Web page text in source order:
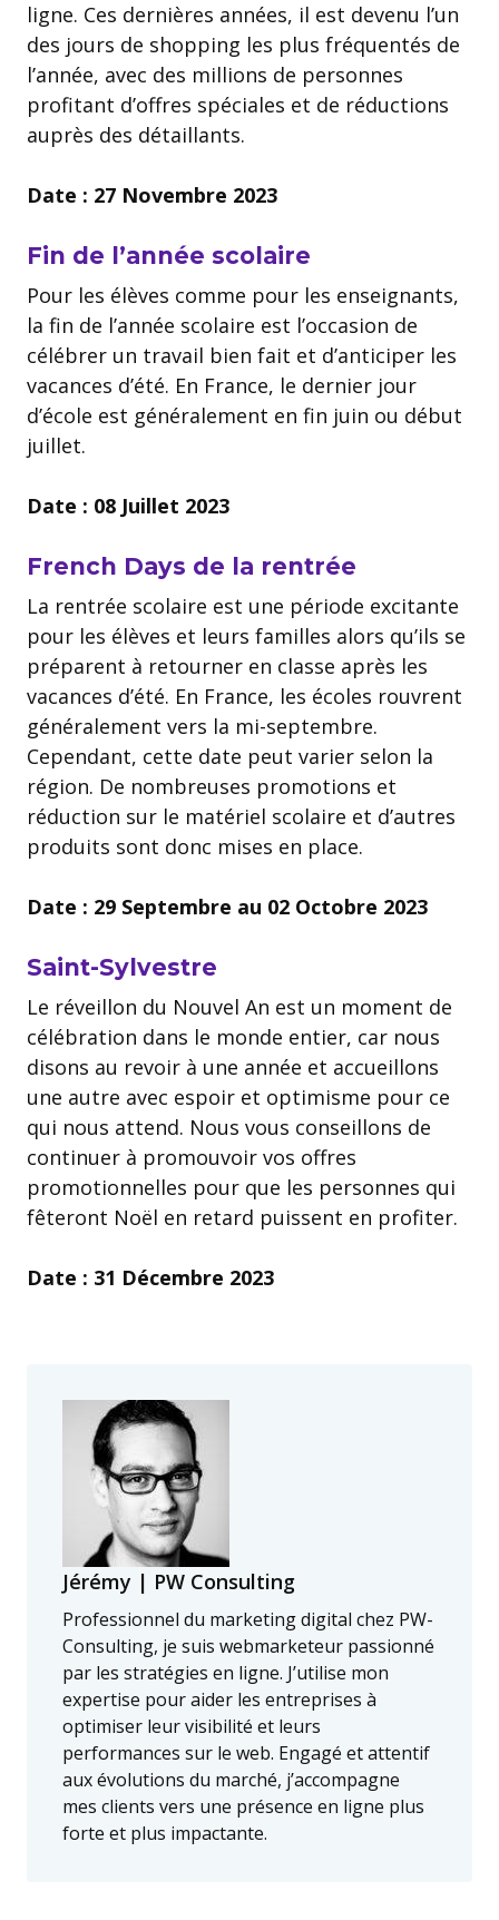
ligne. Ces dernières années, il est devenu l’un
des jours de shopping les plus fréquentés de
l’année, avec des millions de personnes
profitant d’offres spéciales et de réductions
auprès des détaillants.
Date : 27 Novembre 2023
Fin de l’année scolaire
Pour les élèves comme pour les enseignants,
la fin de l’année scolaire est l’occasion de
célébrer un travail bien fait et d’anticiper les
vacances d’été. En France, le dernier jour
d’école est généralement en fin juin ou début
juillet.
Date : 08 Juillet 2023
French Days de la rentrée
La rentrée scolaire est une période excitante
pour les élèves et leurs familles alors qu’ils se
préparent à retourner en classe après les
vacances d’été. En France, les écoles rouvrent
généralement vers la mi-septembre.
Cependant, cette date peut varier selon la
région. De nombreuses promotions et
réduction sur le matériel scolaire et d’autres
produits sont donc mises en place.
Date : 29 Septembre au 02 Octobre 2023
Saint-Sylvestre
Le réveillon du Nouvel An est un moment de
célébration dans le monde entier, car nous
disons au revoir à une année et accueillons
une autre avec espoir et optimisme pour ce
qui nous attend. Nous vous conseillons de
continuer à promouvoir vos offres
promotionnelles pour que les personnes qui
fêteront Noël en retard puissent en profiter.
Date : 31 Décembre 2023
Jérémy | PW Consulting
Professionnel du marketing digital chez PW-
Consulting, je suis webmarketeur passionné
par les stratégies en ligne. J’utilise mon
expertise pour aider les entreprises à
optimiser leur visibilité et leurs
performances sur le web. Engagé et attentif
aux évolutions du marché, j’accompagne
mes clients vers une présence en ligne plus
forte et plus impactante.